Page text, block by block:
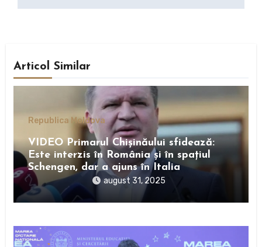
Articol Similar
Republica Moldova
VIDEO Primarul Chișinăului sfidează:
Este interzis în România și în spațiul
Schengen, dar a ajuns în Italia
august 31, 2025